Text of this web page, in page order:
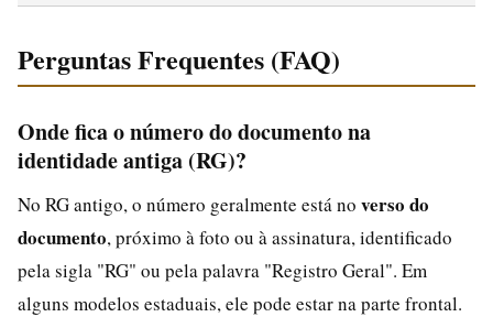
Perguntas Frequentes (FAQ)
Onde fica o número do documento na
identidade antiga (RG)?
No RG antigo, o número geralmente está no verso do
documento, próximo à foto ou à assinatura, identificado
pela sigla "RG" ou pela palavra "Registro Geral". Em
alguns modelos estaduais, ele pode estar na parte frontal.